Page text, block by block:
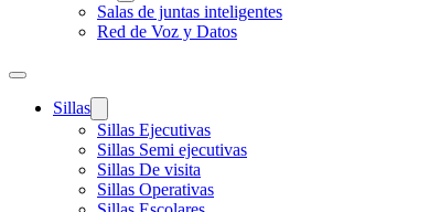
Salas de juntas inteligentes
Red de Voz y Datos
Sillas
Sillas Ejecutivas
Sillas Semi ejecutivas
Sillas De visita
Sillas Operativas